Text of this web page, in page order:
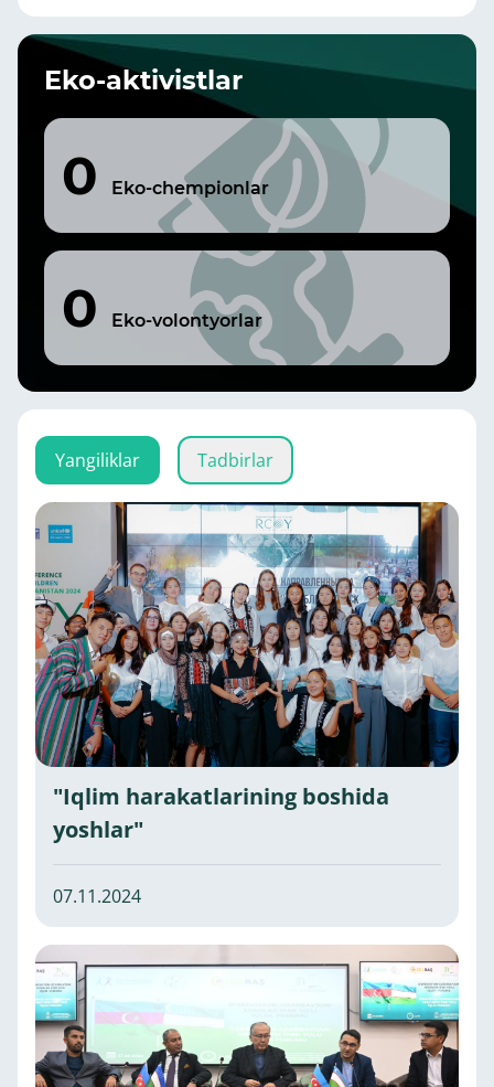
Eko-aktivistlar
0 Eko-chempionlar
0 Eko-volontyorlar
Yangiliklar Tadbirlar
"Iqlim harakatlarining boshida
yoshlar"
07.11.2024